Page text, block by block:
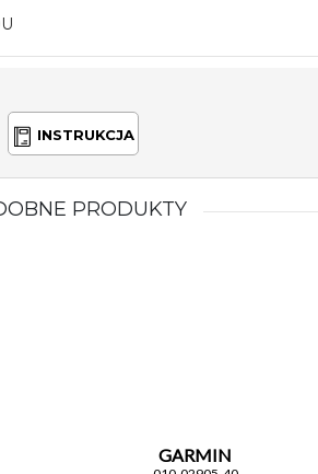
INSTRUKCJA
PRODUKTY
GARMIN